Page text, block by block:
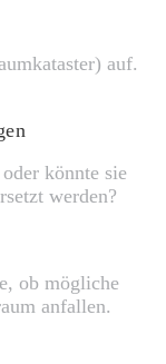
auf.
könnte sie
werden?
ob mögliche
anfallen.